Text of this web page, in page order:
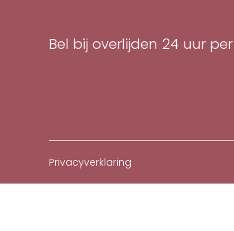
Bel bij overlijden 24 uur
Privacyverklaring